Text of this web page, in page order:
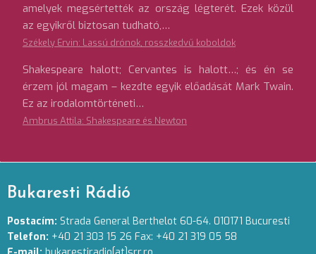
amelyek megsértették az ország légterét. Ezek közül
az egyikről biztosan tudható,…
Székely Ervin: Lassú drónok, rosszkedvű koboldok
Shakespeare halott; Cervantes is halott…; és én se
érzem jól magam – kezdte egyik előadását Mark Twain.
Ez az irodalomtörténeti…
Ambrus Attila: Shakespeare és Newton
Bukaresti Rádió
Postacím: Strada General Berthelot 60-64. 010171 Bucuresti
Telefon: +40 21 303 15 26 Fax: +40 21 319 05 58